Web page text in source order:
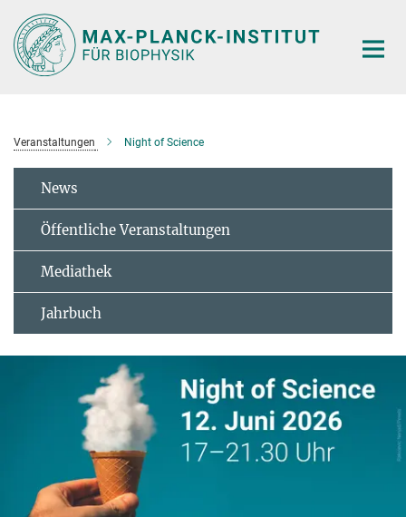
Hauptinhalt
Veranstaltungen Night of Science
News
Öffentliche Veranstaltungen
Mediathek
Jahrbuch